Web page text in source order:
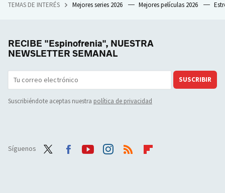
TEMAS DE INTERÉS Mejores series 2026 Mejores películas 2026
RECIBE "Espinofrenia", NUESTRA
NEWSLETTER SEMANAL
SUSCRIBIR
Suscribiéndote aceptas nuestra política de privacidad
Síguenos